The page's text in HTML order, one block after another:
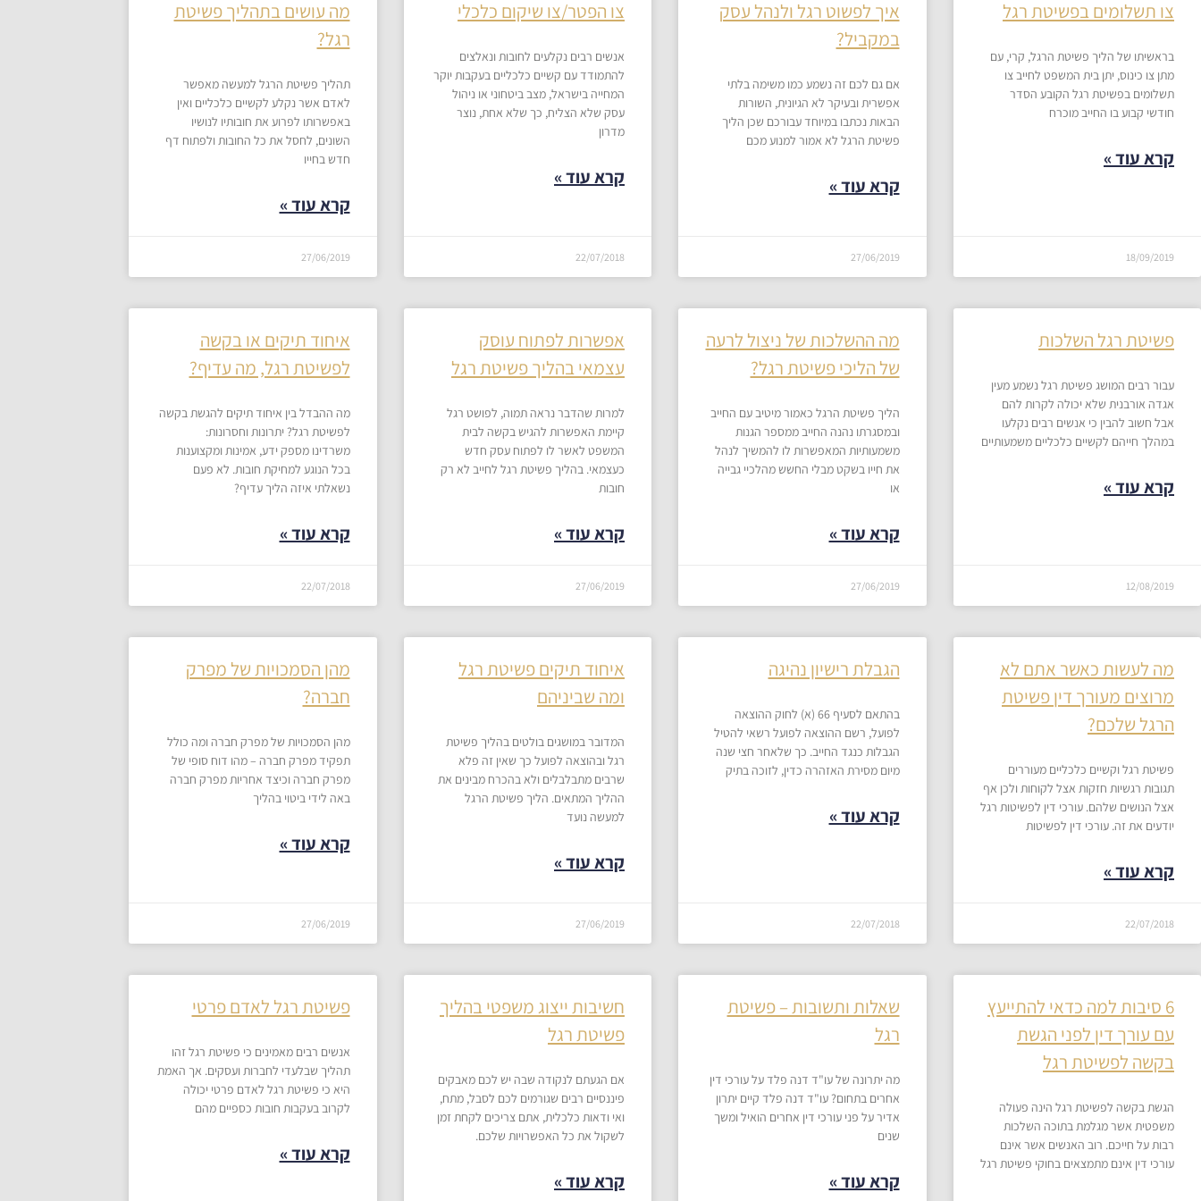
צו תשלומים בפשיטת רגל
בראשיתו של הליך פשיטת הרגל, קרי, עם
מתן צו כינוס, יתן בית המשפט לחייב צו
תשלומים בפשיטת רגל הקובע הסדר
חודשי קבוע בו החייב מוכרח
קרא עוד »
18/09/2019
איך לפשוט רגל ולנהל עסק
במקביל?
אם גם לכם זה נשמע כמו משימה בלתי
אפשרית ובעיקר לא הגיונית, השורות
הבאות נכתבו במיוחד עבורכם שכן הליך
פשיטת הרגל לא אמור למנוע מכם
קרא עוד »
27/06/2019
צו הפטר/צו שיקום כלכלי
אנשים רבים נקלעים לחובות ונאלצים
להתמודד עם קשיים כלכליים בעקבות יוקר
המחייה בישראל, מצב ביטחוני או ניהול
עסק שלא הצליח, כך שלא אחת, נוצר
מדרון
קרא עוד »
22/07/2018
מה עושים בתהליך פשיטת
רגל?
תהליך פשיטת הרגל למעשה מאפשר
לאדם אשר נקלע לקשיים כלכליים ואין
באפשרותו לפרוע את חובותיו לנושיו
השונים, לחסל את כל החובות ולפתוח דף
חדש בחייו
קרא עוד »
27/06/2019
פשיטת רגל השלכות
עבור רבים המושג פשיטת רגל נשמע מעין
אגדה אורבנית שלא יכולה לקרות להם
אבל חשוב להבין כי אנשים רבים נקלעו
במהלך חייהם לקשיים כלכליים משמעותיים
קרא עוד »
12/08/2019
מה ההשלכות של ניצול לרעה
של הליכי פשיטת רגל?
הליך פשיטת הרגל כאמור מיטיב עם החייב
ובמסגרתו נהנה החייב ממספר הגנות
משמעותיות המאפשרות לו להמשיך לנהל
את חייו בשקט מבלי החשש מהלכיי גבייה
או
קרא עוד »
27/06/2019
אפשרות לפתוח עוסק
עצמאי בהליך פשיטת רגל
למרות שהדבר נראה תמוה, לפושט רגל
קיימת האפשרות להגיש בקשה לבית
המשפט לאשר לו לפתוח עסק חדש
כעצמאי. בהליך פשיטת רגל לחייב לא רק
חובות
קרא עוד »
27/06/2019
איחוד תיקים או בקשה
לפשיטת רגל, מה עדיף?​
מה ההבדל בין איחוד תיקים להגשת בקשה
לפשיטת רגל? יתרונות וחסרונות:
משרדינו מספק ידע, אמינות ומקצוענות
בכל הנוגע למחיקת חובות. לא פעם
נשאלתי איזה הליך עדיף?
קרא עוד »
22/07/2018
מה לעשות כאשר אתם לא
מרוצים מעורך דין פשיטת
הרגל שלכם​?
פשיטת רגל וקשיים כלכליים מעוררים
תגובות רגשיות חזקות אצל לקוחות ולכן אף
אצל הנושים שלהם. עורכי דין לפשיטות רגל
יודעים את זה. עורכי דין לפשיטות
קרא עוד »
22/07/2018
​הגבלת רישיון נהיגה
בהתאם לסעיף 66 (א) לחוק ההוצאה
לפועל, רשם ההוצאה לפועל רשאי להטיל
הגבלות כנגד החייב. כך שלאחר חצי שנה
מיום מסירת האזהרה כדין, לזוכה בתיק
קרא עוד »
22/07/2018
איחוד תיקים פשיטת רגל
ומה שביניהם
המדובר במושגים בולטים בהליך פשיטת
רגל ובהוצאה לפועל כך שאין זה פלא
שרבים מתבלבלים ולא בהכרח מבינים את
ההליך המתאים. הליך פשיטת הרגל
למעשה נועד
קרא עוד »
27/06/2019
מהן הסמכויות של מפרק
חברה?
מהן הסמכויות של מפרק חברה ומה כולל
תפקיד מפרק חברה – מהו דוח סופי של
מפרק חברה וכיצד אחריות מפרק חברה
באה לידי ביטוי בהליך
קרא עוד »
27/06/2019
6 סיבות למה כדאי להתייעץ
עם עורך דין לפני הגשת
בקשה לפשיטת רגל​
הגשת בקשה לפשיטת רגל הינה פעולה
משפטית אשר מגלמת בתוכה השלכות
רבות על חייכם. רוב האנשים אשר אינם
עורכי דין אינם מתמצאים בחוקי פשיטת רגל
שאלות ותשובות – פשיטת
רגל
​מה יתרונה של עו"ד דנה פלד על עורכי דין
אחרים בתחום? עו"ד דנה פלד קיים יתרון
אדיר על פני עורכי דין אחרים הואיל ומשך
שנים
קרא עוד »
חשיבות ייצוג משפטי בהליך
פשיטת רגל
אם הגעתם לנקודה שבה יש לכם מאבקים
פיננסיים רבים שגורמים לכם לסבל, מתח,
ואי ודאות כלכלית, אתם צריכים לקחת זמן
לשקול את כל האפשרויות שלכם.
קרא עוד »
פשיטת רגל לאדם פרטי
אנשים רבים מאמינים כי פשיטת רגל זהו
תהליך שבלעדי לחברות ועסקים. אך האמת
היא כי פשיטת רגל לאדם פרטי יכולה
לקרוב בעקבות חובות כספיים מהם
קרא עוד »